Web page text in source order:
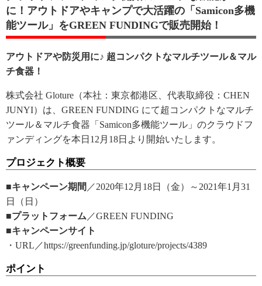
に！アウトドアやキャンプで大活躍の「Samicon多機
能ツール」をGREEN FUNDINGで販売開始！
アウトドアや防災用に♪ 超コンパクトなマルチツール＆マル
チ食器！
株式会社 Gloture（本社：東京都港区、代表取締役：CHEN
JUNYI）は、GREEN FUNDING にて超コンパクトなマルチ
ツール＆マルチ食器「Samicon多機能ツール」のクラウドフ
ァンディングを本日12月18日より開始いたします。
プロジェクト概要
■キャンペーン期間 ／2020年12月18日（金）～2021年1月31
日（日）
■プラットフォーム ／GREEN FUNDING
■キャンペーンサイト
・URL／https://greenfunding.jp/gloture/projects/4389
ポイント